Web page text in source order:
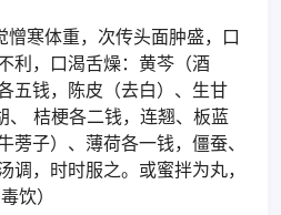
寒体重，次传头面肿盛，口
利，口渴舌燥：黄芩（酒
五钱，陈皮（去白）、生甘
、 桔梗各二钱，连翘、板蓝
蒡子）、薄荷各一钱，僵蚕、
调，时时服之。或蜜拌为丸，
饮）